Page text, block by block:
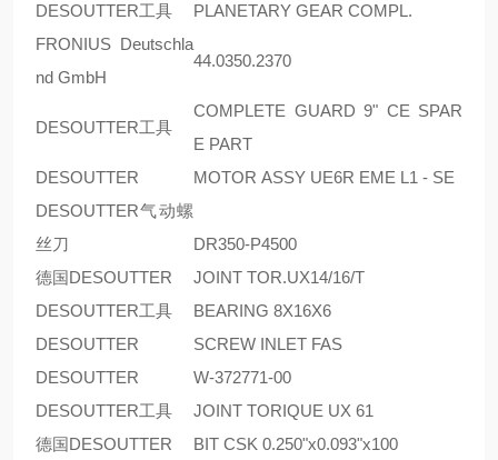
DESOUTTER工具
PLANETARY GEAR COMPL.
FRONIUS Deutschla
nd GmbH
44.0350.2370
DESOUTTER工具
COMPLETE GUARD 9" CE SPAR
E PART
DESOUTTER
MOTOR ASSY UE6R EME L1 - SE
DESOUTTER气动螺
丝刀
DR350-P4500
德国DESOUTTER
JOINT TOR.UX14/16/T
DESOUTTER工具
BEARING 8X16X6
DESOUTTER
SCREW INLET FAS
DESOUTTER
W-372771-00
DESOUTTER工具
JOINT TORIQUE UX 61
德国DESOUTTER
BIT CSK 0.250"x0.093"x100